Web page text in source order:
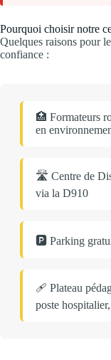
Pourquoi choisir notre
Quelques raisons pour
confiance :
🏥 Formateurs
en
🛣️ Centre de
via la D910
🅿️ Parking
🩹 Plateau
poste